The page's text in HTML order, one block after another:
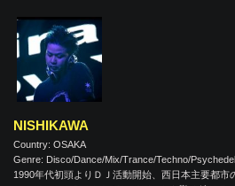
NISHIKAWA
Country: OSAKA
Genre: Disco/Dance/Mix/Trance/Techno/
1990年代初頭よりＤＪ活動開始、西日本主要都市